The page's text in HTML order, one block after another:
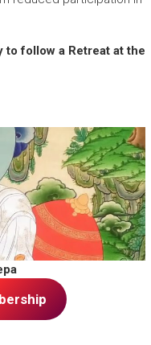
to follow a Retreat at the